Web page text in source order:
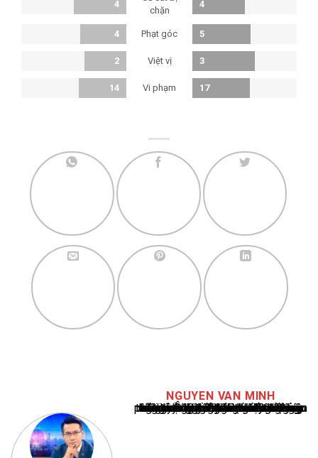
4
chặn
4
4 Phạt góc 5
2 Việt vị 3
14 Vi phạm 17
NGUYEN VAN MINH
Nguyễn Văn Minh là một trong những chuyên gia hàng đầu về báo cáo tin tức thể thao tại Việt Nam, với hơn 10 năm hoạt động trong ngành. Ông có kiến thức sâu rộng và kinh nghiệm đáng kể trong việc phân tích và báo cáo về các sự kiện thể thao hàng đầu. Sự hiểu biết sâu sắc của ông về ngành này đã giúp ông xây dựng uy tín và danh tiếng trong cộng đồng báo chí thể thao.